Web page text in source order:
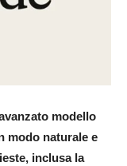
modello
modo naturale e
inclusa la